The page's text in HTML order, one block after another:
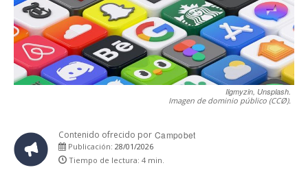
Ilgmyzin, Unsplash.
Imagen de dominio público (CCØ).
Contenido ofrecido por Campobet
Publicación: 28/01/2026
Tiempo de lectura: 4 min.